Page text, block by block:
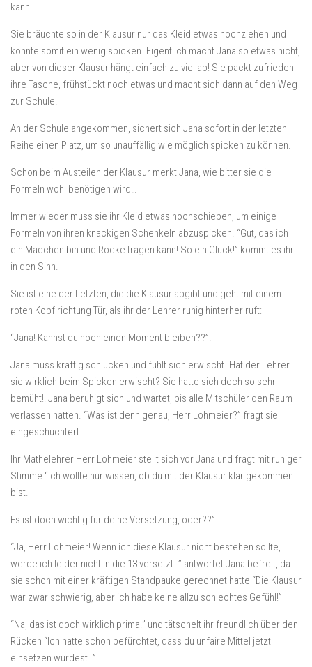
kann.
Sie bräuchte so in der Klausur nur das Kleid etwas hochziehen und
könnte somit ein wenig spicken. Eigentlich macht Jana so etwas nicht,
aber von dieser Klausur hängt einfach zu viel ab! Sie packt zufrieden
ihre Tasche, frühstückt noch etwas und macht sich dann auf den Weg
zur Schule.
An der Schule angekommen, sichert sich Jana sofort in der letzten
Reihe einen Platz, um so unauffällig wie möglich spicken zu können.
Schon beim Austeilen der Klausur merkt Jana, wie bitter sie die
Formeln wohl benötigen wird…
Immer wieder muss sie ihr Kleid etwas hochschieben, um einige
Formeln von ihren knackigen Schenkeln abzuspicken. “Gut, das ich
ein Mädchen bin und Röcke tragen kann! So ein Glück!” kommt es ihr
in den Sinn.
Sie ist eine der Letzten, die die Klausur abgibt und geht mit einem
roten Kopf richtung Tür, als ihr der Lehrer ruhig hinterher ruft:
“Jana! Kannst du noch einen Moment bleiben??”.
Jana muss kräftig schlucken und fühlt sich erwischt. Hat der Lehrer
sie wirklich beim Spicken erwischt? Sie hatte sich doch so sehr
bemüht!! Jana beruhigt sich und wartet, bis alle Mitschüler den Raum
verlassen hatten. “Was ist denn genau, Herr Lohmeier?” fragt sie
eingeschüchtert.
Ihr Mathelehrer Herr Lohmeier stellt sich vor Jana und fragt mit ruhiger
Stimme “Ich wollte nur wissen, ob du mit der Klausur klar gekommen
bist.
Es ist doch wichtig für deine Versetzung, oder??”.
“Ja, Herr Lohmeier! Wenn ich diese Klausur nicht bestehen sollte,
werde ich leider nicht in die 13 versetzt…” antwortet Jana befreit, da
sie schon mit einer kräftigen Standpauke gerechnet hatte “Die Klausur
war zwar schwierig, aber ich habe keine allzu schlechtes Gefühl!”
“Na, das ist doch wirklich prima!” und tätschelt ihr freundlich über den
Rücken “Ich hatte schon befürchtet, dass du unfaire Mittel jetzt
einsetzen würdest…”.